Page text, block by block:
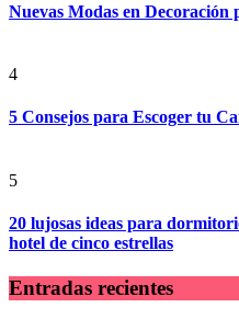
Nuevas Modas en
4
5 Consejos para Escoger tu
5
20 lujosas ideas para
hotel de cinco estrellas
Entradas recientes